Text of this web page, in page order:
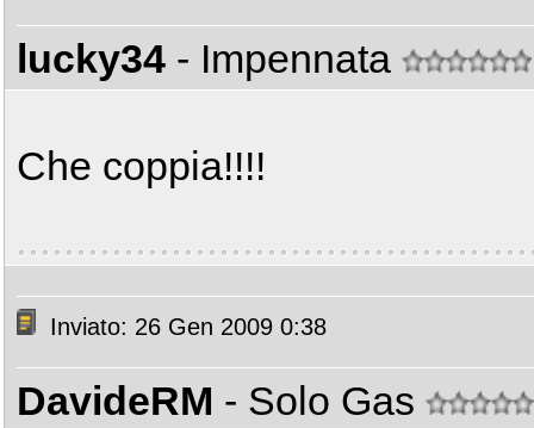
lucky34 - Impennata
Che coppia!!!!
Inviato: 26 Gen 2009 0:38
DavideRM - Solo Gas